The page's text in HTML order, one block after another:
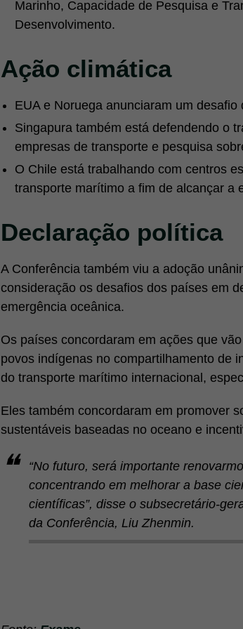
Marinho, Capacidade de Pesquisa e
Desenvolvimento.
Ação climática
EUA e Noruega anunciaram um
Singapura também está defendendo o
empresas de transporte e pesquisa
O Chile está trabalhando com centros
transporte marítimo a fim de alcançar a
Declaração política
A Conferência também viu a adoção
consideração os desafios dos países em
emergência oceânica.
Os países concordaram em ações que
povos indígenas no compartilhamento de
do transporte marítimo internacional,
Eles também concordaram em promover
sustentáveis ​​baseadas no oceano e
“No futuro, será importante
concentrando em melhorar a base
científicas”, disse o subsecretário-
da Conferência, Liu Zhenmin.